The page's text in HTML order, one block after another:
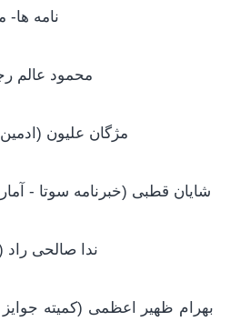
نامه
(محمود عالم
(مژگان علیون
(شایان قطبی (خبرنامه سوتا -
(ندا صالحی راد